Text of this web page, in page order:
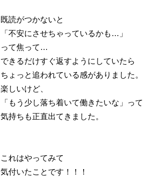
既読がつかないと
「不安にさせちゃっているかも…」
って焦って…
できるだけすぐ返すようにしていたら
ちょっと追われている感がありました。
楽しいけど、
「もう少し落ち着いて働きたいな」って
気持ちも正直出てきました。
これはやってみて
気付いたことです！！！